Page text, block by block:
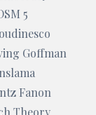
5
Goffman
Fanon
Theory